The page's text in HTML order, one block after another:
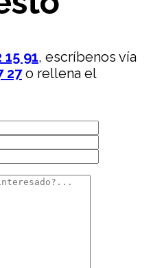
15 91, escríbenos vía
27o rellena el